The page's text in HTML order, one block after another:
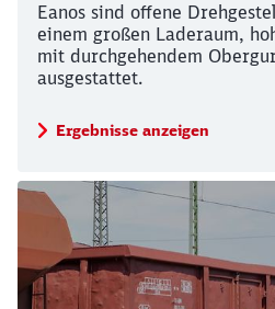
Eanos sind offene
einem großen Laderaum,
mit durchgehendem
ausgestattet.
Ergebnisse anzeigen